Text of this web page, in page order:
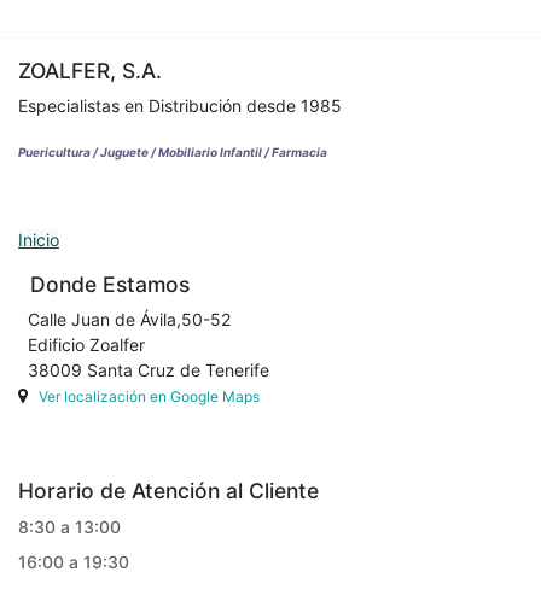
ZOALFER, S.A.
Especialistas en Distribución desde 1985
Puericultura / Juguete / Mobiliario Infantil / Farmacia
Inicio
Donde Estamos
Calle Juan de Ávila,50-52
Edificio Zoalfer
38009 Santa Cruz de Tenerife
Ver localización en Google Maps
Horario de Atención al Cliente
8:30 a 13:00
16:00 a 19:30